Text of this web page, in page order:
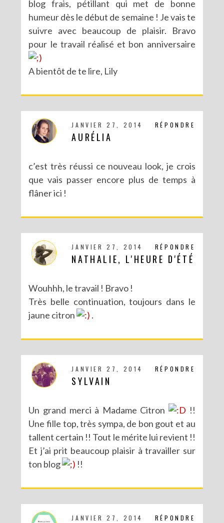
blog frais, pétillant qui met de bonne
humeur dès le début de semaine ! Je vais te
suivre avec beaucoup de plaisir. Bravo
pour le travail réalisé et bon anniversaire
A bientôt de te lire, Lily
RÉPONDRE
JANVIER 27, 2014
AURÉLIA
c’est très réussi ce nouveau look, je crois
que vais passer encore plus de temps à
flâner ici !
RÉPONDRE
JANVIER 27, 2014
NATHALIE, L'HEURE D'ÉTÉ
Wouhhh, le travail ! Bravo !
Très belle continuation, toujours dans le
jaune citron
.
RÉPONDRE
JANVIER 27, 2014
SYLVAIN
Un grand merci à Madame Citron
!!
Une fille top, très sympa, de bon gout et au
tallent certain !! Tout le mérite lui revient !!
Et j’ai prit beaucoup plaisir à travailler sur
ton blog
!!
RÉPONDRE
JANVIER 27, 2014